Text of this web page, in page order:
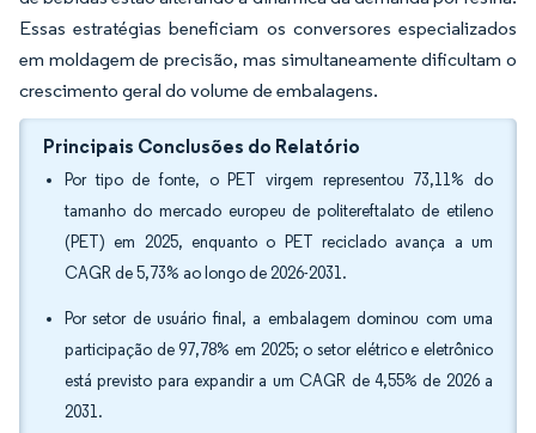
Essas estratégias beneficiam os conversores especializados
em moldagem de precisão, mas simultaneamente dificultam o
crescimento geral do volume de embalagens.
Principais Conclusões do Relatório
Por tipo de fonte, o PET virgem representou 73,11% do
tamanho do mercado europeu de politereftalato de etileno
(PET) em 2025, enquanto o PET reciclado avança a um
CAGR de 5,73% ao longo de 2026-2031.
Por setor de usuário final, a embalagem dominou com uma
participação de 97,78% em 2025; o setor elétrico e eletrônico
está previsto para expandir a um CAGR de 4,55% de 2026 a
2031.